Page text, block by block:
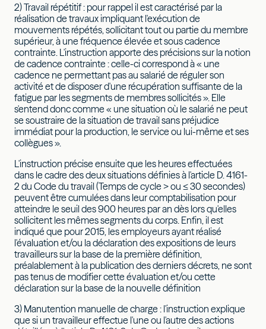
2) Travail répétitif : pour rappel il est caractérisé par la
réalisation de travaux impliquant l'exécution de
mouvements répétés, sollicitant tout ou partie du membre
supérieur, à une fréquence élevée et sous cadence
contrainte. L'instruction apporte des précisions sur la notion
de cadence contrainte : celle-ci correspond à « une
cadence ne permettant pas au salarié de réguler son
activité et de disposer d'une récupération suffisante de la
fatigue par les segments de membres sollicités ». Elle
s'entend donc comme « une situation où le salarié ne peut
se soustraire de la situation de travail sans préjudice
immédiat pour la production, le service ou lui-même et ses
collègues ».
L'instruction précise ensuite que les heures effectuées
dans le cadre des deux situations définies à l'article D. 4161-
2 du Code du travail (Temps de cycle > ou ≤ 30 secondes)
peuvent être cumulées dans leur comptabilisation pour
atteindre le seuil des 900 heures par an dès lors qu'elles
sollicitent les mêmes segments du corps. Enfin, il est
indiqué que pour 2015, les employeurs ayant réalisé
l'évaluation et/ou la déclaration des expositions de leurs
travailleurs sur la base de la première définition,
préalablement à la publication des derniers décrets, ne sont
pas tenus de modifier cette évaluation et/ou cette
déclaration sur la base de la nouvelle définition
3) Manutention manuelle de charge : l'instruction explique
que si un travailleur effectue l'une ou l'autre des actions